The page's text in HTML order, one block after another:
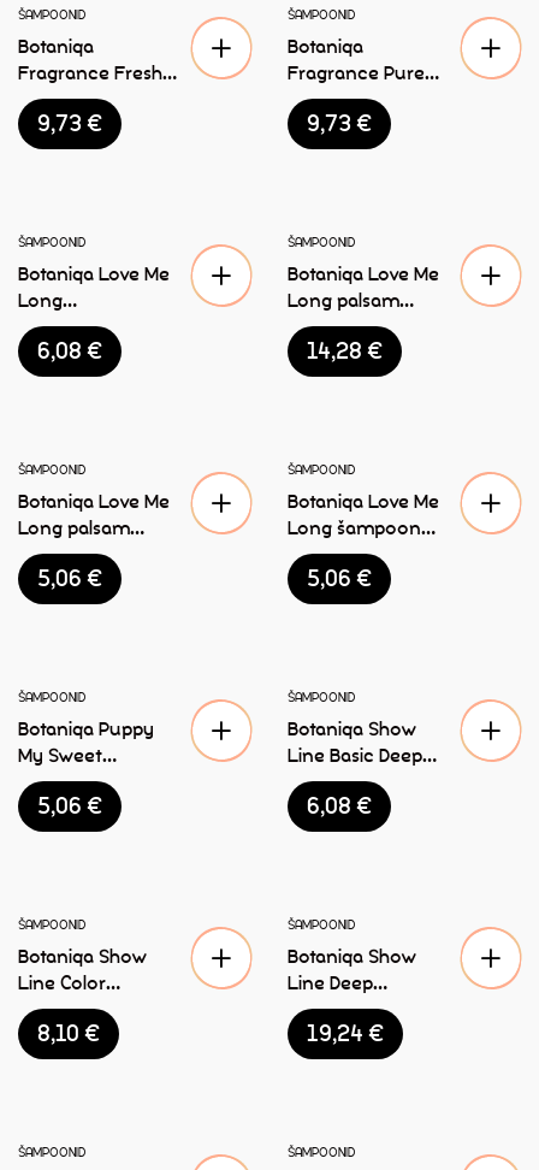
ŠAMPOONID
Botaniqa
Fragrance Fresh
Love lõhnaõli
koertele 250ml
9,73€
ŠAMPOONID
Botaniqa
Fragrance Pure
Love lõhnaõli
koertele 250ml
9,73€
ŠAMPOONID
Botaniqa Love Me
Long
karvahooldus
sprei 250ml
6,08€
ŠAMPOONID
Botaniqa Love Me
Long palsam
koertele 1L
14,28€
ŠAMPOONID
Botaniqa Love Me
Long palsam
koertele 250ml
5,06€
ŠAMPOONID
Botaniqa Love Me
Long šampoon
koertele 250 ml
5,06€
ŠAMPOONID
Botaniqa Puppy
My Sweet
šampoon koertele
250ml
5,06€
ŠAMPOONID
Botaniqa Show
Line Basic Deep
Clean šampoon
koertele 250ml
6,08€
ŠAMPOONID
Botaniqa Show
Line Color
Enhancing
šampoon koertele
250ml
8,10€
ŠAMPOONID
Botaniqa Show
Line Deep
Conditioning
karvahooldus õli
koertele 250ml
19,24€
ŠAMPOONID ŠAMPOONID